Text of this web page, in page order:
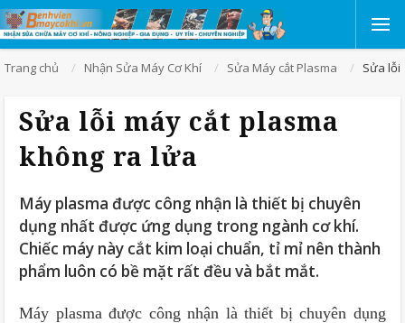
Trang chủ Nhận Sửa Máy Cơ Khí Sửa Máy cắt Plasma Sửa lỗi
Sửa lỗi máy cắt plasma
không ra lửa
Máy plasma được công nhận là thiết bị chuyên
dụng nhất được ứng dụng trong ngành cơ khí.
Chiếc máy này cắt kim loại chuẩn, tỉ mỉ nên thành
phẩm luôn có bề mặt rất đều và bắt mắt.
Máy plasma được công nhận là thiết bị chuyên dụng